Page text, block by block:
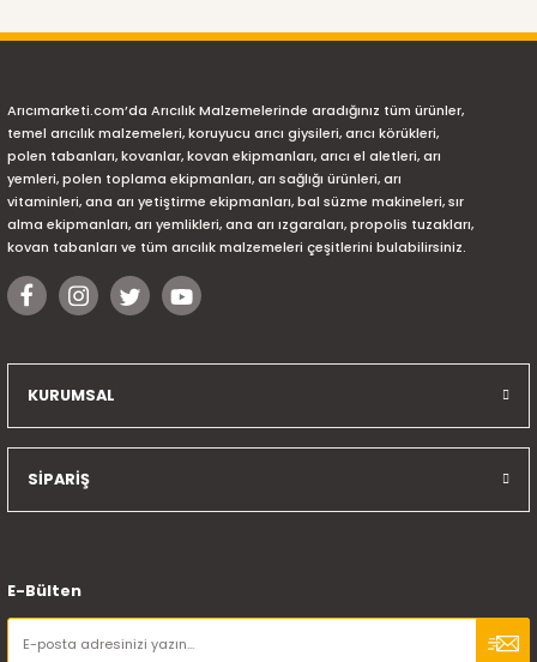
Arıcımarketi.com’da Arıcılık Malzemelerinde aradığınız tüm ürünler,
temel arıcılık malzemeleri, koruyucu arıcı giysileri, arıcı körükleri,
polen tabanları, kovanlar, kovan ekipmanları, arıcı el aletleri, arı
yemleri, polen toplama ekipmanları, arı sağlığı ürünleri, arı
vitaminleri, ana arı yetiştirme ekipmanları, bal süzme makineleri, sır
alma ekipmanları, arı yemlikleri, ana arı ızgaraları, propolis tuzakları,
kovan tabanları ve tüm arıcılık malzemeleri çeşitlerini bulabilirsiniz.
KURUMSAL
SİPARİŞ
E-Bülten